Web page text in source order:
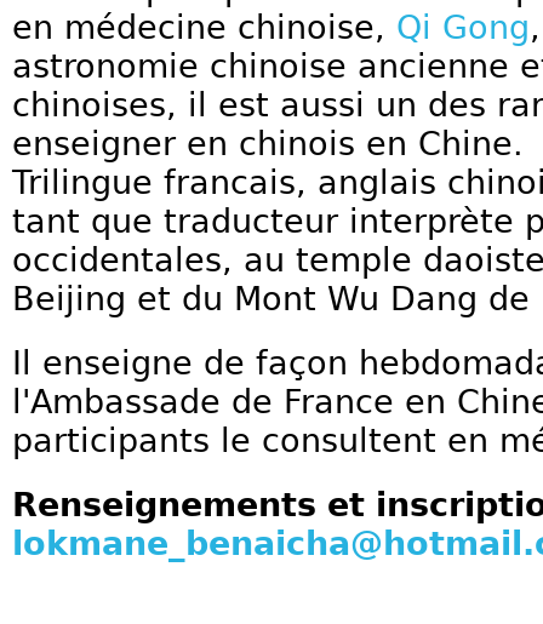
en médecine chinoise, Qi Gong
astronomie chinoise ancienne
chinoises, il est aussi un des
enseigner en chinois en Chine.
Trilingue francais, anglais
tant que traducteur interprète
occidentales, au temple
Beijing et du Mont Wu Dang
Il enseigne de façon
l'Ambassade de France en
participants le consultent en
Renseignements et